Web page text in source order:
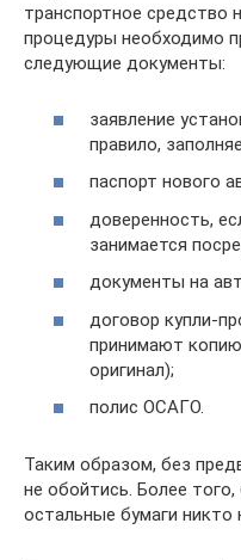
транспортное средство
процедуры необходимо
следующие документы:
заявление
правило,
паспорт нового
доверенность,
занимается
документы на
договор купли-
принимают
оригинал);
полис ОСАГО.
Таким образом, без
не обойтись. Более
остальные бумаги никто